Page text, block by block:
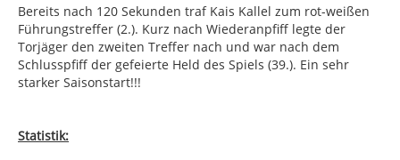
Bereits nach 120 Sekunden traf Kais Kallel zum rot-weißen
Führungstreffer (2.). Kurz nach Wiederanpfiff legte der
Torjäger den zweiten Treffer nach und war nach dem
Schlusspfiff der gefeierte Held des Spiels (39.). Ein sehr
starker Saisonstart!!!
Statistik: